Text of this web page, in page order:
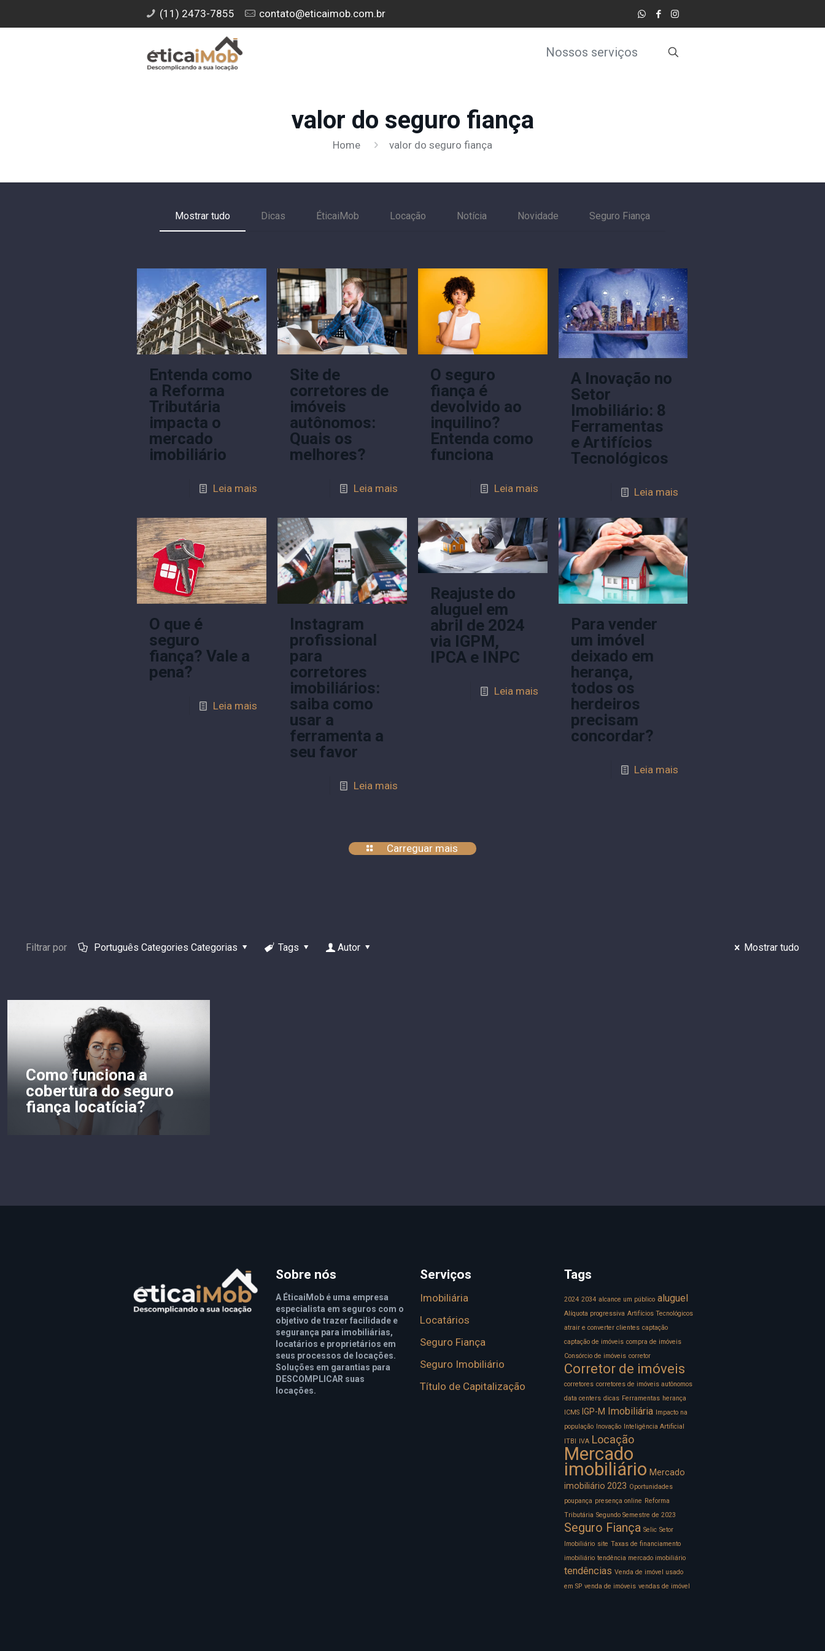
(11) 2473-7855 contato@eticaimob.com.br
Nossos serviços
valor do seguro fiança
Home valor do seguro fiança
Mostrar tudo Dicas ÉticaiMob Locação Notícia Novidade Seguro Fiança
Entenda como
a Reforma
Tributária
impacta o
mercado
imobiliário
Leia mais
Site de
corretores de
imóveis
autônomos:
Quais os
melhores?
Leia mais
O seguro
fiança é
devolvido ao
inquilino?
Entenda como
funciona
Leia mais
A Inovação no
Setor
Imobiliário: 8
Ferramentas
e Artifícios
Tecnológicos
Leia mais
O que é
seguro
fiança? Vale a
pena?
Leia mais
Instagram
profissional
para
corretores
imobiliários:
saiba como
usar a
ferramenta a
seu favor
Leia mais
Reajuste do
aluguel em
abril de 2024
via IGPM,
IPCA e INPC
Leia mais
Para vender
um imóvel
deixado em
herança,
todos os
herdeiros
precisam
concordar?
Leia mais
Carreguar mais
Filtrar por Português Categories Categorias Tags Autor Mostrar tudo
Como funciona a
cobertura do seguro
fiança locatícia?
Sobre nós
A ÉticaiMob é uma empresa
especialista em seguros com o
objetivo de trazer facilidade e
segurança para imobiliárias,
locatários e proprietários em
seus processos de locações.
Soluções em garantias para
DESCOMPLICAR suas
locações.
Serviços
Imobiliária
Locatários
Seguro Fiança
Seguro Imobiliário
Título de Capitalização
Tags
2024 2034 alcance um público aluguel
Alíquota progressiva Artifícios Tecnológicos
atrair e converter clientes captação
captação de imóveis compra de imóveis
Consórcio de imóveis corretor
Corretor de imóveis
corretores corretores de imóveis autônomos
data centers dicas Ferramentas herança
ICMS IGP-M Imobiliária
Impacto na
população
Inovação
Inteligência Artificial
ITBI
IVA Locação
Mercado
imobiliário Mercado
imobiliário 2023 Oportunidades
poupança presença online Reforma
Tributária Segundo Semestre de 2023
Seguro Fiança Selic Setor
Imobiliário site Taxas de financiamento
imobiliário tendência mercado imobiliário
tendências Venda de imóvel usado
em SP venda de imóveis vendas de imóvel